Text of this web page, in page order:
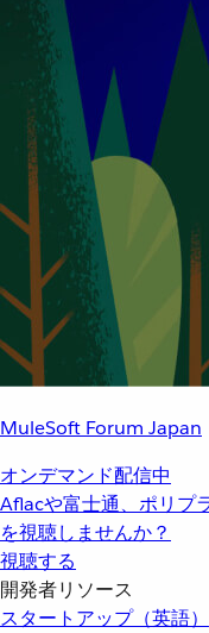
MuleSoft Forum Japan
オンデマンド配信中
Aflacや富士通、ポリプ
を視聴しませんか？
視聴する
開発者リソース
スタートアップ（英語）